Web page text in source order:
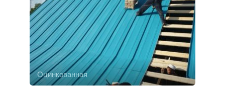
Оцинкованная